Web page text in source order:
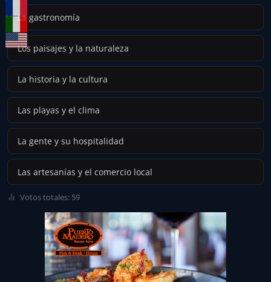
La gastronomía
Los paisajes y la naturaleza
La historia y la cultura
Las playas y el clima
La gente y su hospitalidad
Las artesanías y el comercio local
Votos totales: 59